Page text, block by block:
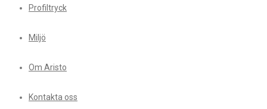
Profiltryck
Miljö
Om Aristo
Kontakta oss